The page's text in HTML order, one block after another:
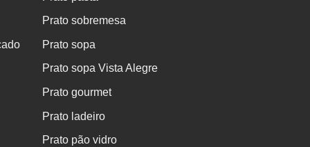
Prato sobremesa
Prato sopa
Prato sopa Vista Alegre
Prato gourmet
Prato ladeiro
Prato pão vidro